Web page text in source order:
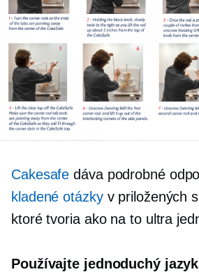
Cakesafe dáva podrobné
kladené otázkyv priložených
ktoré tvoria ako na to ultra
Používajte jednoduchý